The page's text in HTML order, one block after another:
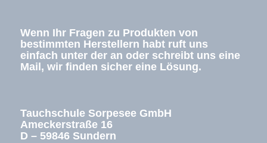
Wenn Ihr Fragen zu Produkten von
bestimmten Herstellern habt ruft uns
einfach unter der an oder schreibt uns eine
Mail, wir finden sicher eine Lösung.
Tauchschule Sorpesee GmbH
Ameckerstraße 16
D – 59846 Sundern